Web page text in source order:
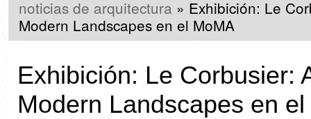
noticias de arquitectura » Exhibición: Le
Modern Landscapes en el MoMA
Exhibición: Le Corbusier:
Modern Landscapes en